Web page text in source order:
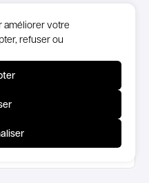
améliorer votre
refuser ou
conforme